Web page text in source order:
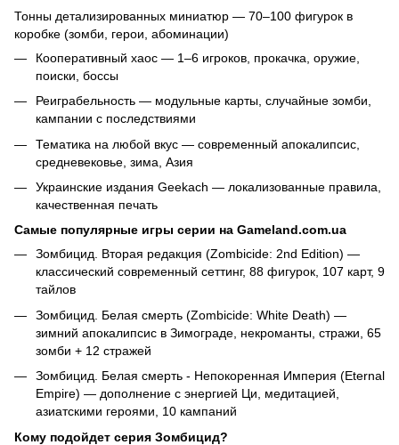
Тонны детализированных миниатюр — 70–100 фигурок в
коробке (зомби, герои, абоминации)
Кооперативный хаос — 1–6 игроков, прокачка, оружие,
поиски, боссы
Реиграбельность — модульные карты, случайные зомби,
кампании с последствиями
Тематика на любой вкус — современный апокалипсис,
средневековье, зима, Азия
Украинские издания Geekach — локализованные правила,
качественная печать
Самые популярные игры серии на Gameland.com.ua
Зомбицид. Вторая редакция (Zombicide: 2nd Edition) —
классический современный сеттинг, 88 фигурок, 107 карт, 9
тайлов
Зомбицид. Белая смерть (Zombicide: White Death) —
зимний апокалипсис в Зимограде, некроманты, стражи, 65
зомби + 12 стражей
Зомбицид. Белая смерть - Непокоренная Империя (Eternal
Empire) — дополнение с энергией Ци, медитацией,
азиатскими героями, 10 кампаний
Кому подойдет серия Зомбицид?